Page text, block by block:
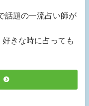
話題の一流占い師が
好きな時に占っても